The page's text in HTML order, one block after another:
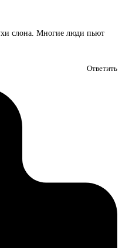
слона. Многие люди пьют
Ответить